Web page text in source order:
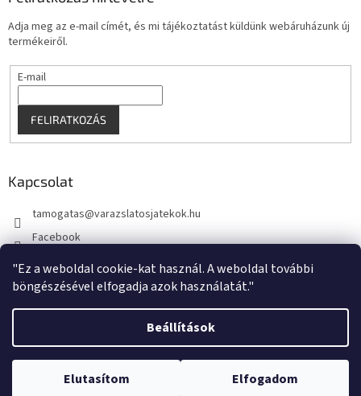
"Ez a weboldal cookie-kat használ. A weboldal további
böngészésével elfogadja azok használatát."
Beállítások
Elutasítom Elfogadom
Adja meg az e-mail címét, és mi tájékoztatást küldünk webáruházunk új
termékeiről.
E-mail
FELIRATKOZÁS
Kapcsolat
tamogatas@varazslatosjatekok.hu
Facebook
kouzelnehry
Shoptet készítette
Copyright 2026VarazslatosJatekok.hu . Minden jog fenntartva.